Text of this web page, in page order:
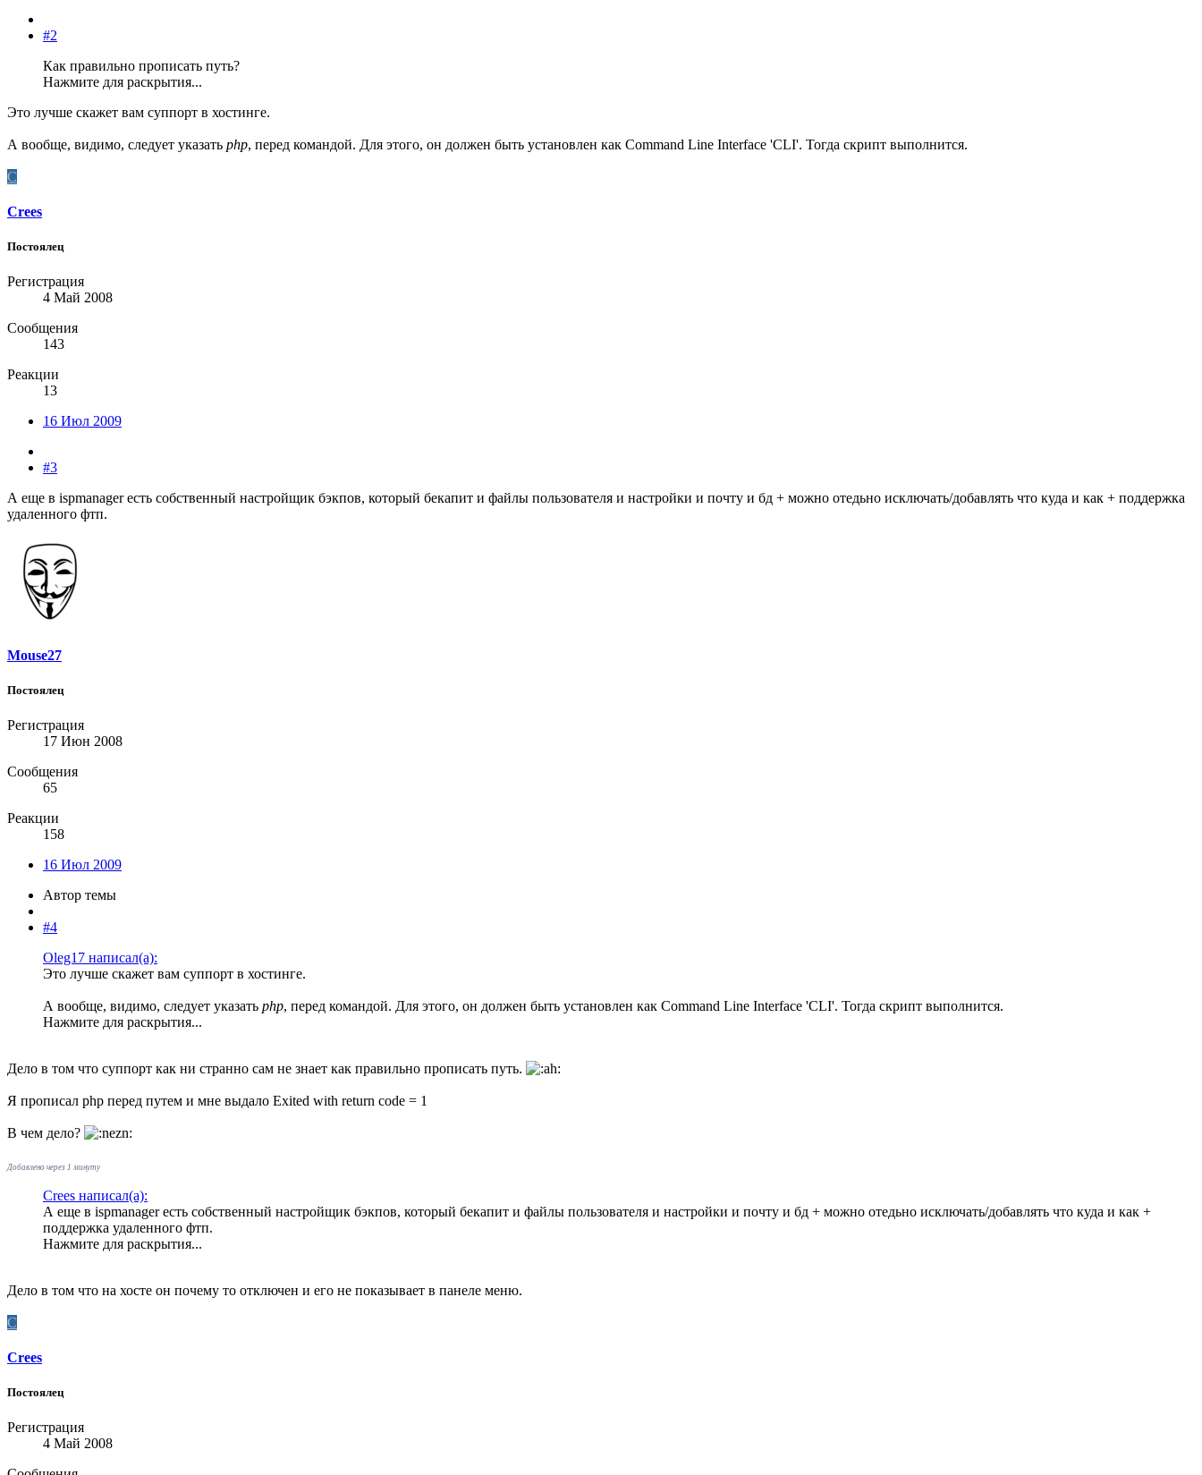
#2
Как правильно прописать путь?
Нажмите для раскрытия...
Это лучше скажет вам суппорт в хостинге.
А вообще, видимо, следует указать php, перед командой. Для этого, он должен быть установлен как Command Line Interface 'CLI'. Тогда скрипт выполнится.
C
Crees
Постоялец
Регистрация
4 Май 2008
Сообщения
143
Реакции
13
16 Июл 2009
#3
А еще в ispmanager есть собственный настройщик бэкпов, который бекапит и файлы пользователя и настройки и почту и бд + можно отедьно исключать/добавлять что куда и как + поддержка
удаленного фтп.
Mouse27
Постоялец
Регистрация
17 Июн 2008
Сообщения
65
Реакции
158
16 Июл 2009
Автор темы
#4
Oleg17 написал(а):
Это лучше скажет вам суппорт в хостинге.
А вообще, видимо, следует указать php, перед командой. Для этого, он должен быть установлен как Command Line Interface 'CLI'. Тогда скрипт выполнится.
Нажмите для раскрытия...
Дело в том что суппорт как ни странно сам не знает как правильно прописать путь.
Я прописал php перед путем и мне выдало Exited with return code = 1
В чем дело?
Добавлено через 1 минуту
Crees написал(а):
А еще в ispmanager есть собственный настройщик бэкпов, который бекапит и файлы пользователя и настройки и почту и бд + можно отедьно исключать/добавлять что куда и как +
поддержка удаленного фтп.
Нажмите для раскрытия...
Дело в том что на хосте он почему то отключен и его не показывает в панеле меню.
C
Crees
Постоялец
Регистрация
4 Май 2008